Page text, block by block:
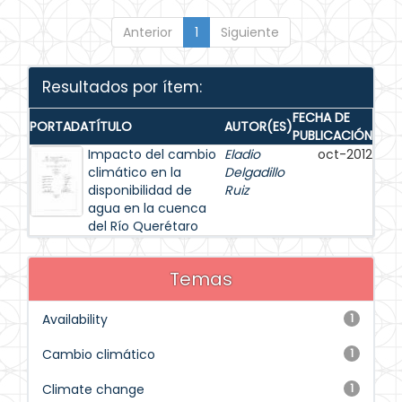
Anterior 1 Siguiente
Resultados por ítem:
PORTADATÍTULO AUTOR(ES)FECHA DE
PUBLICACIÓN
Impacto del cambio
climático en la
disponibilidad de
agua en la cuenca
del Río Querétaro
Eladio
Delgadillo
Ruiz
oct-2012
Temas
1
Availability
1
Cambio climático
1
Climate change